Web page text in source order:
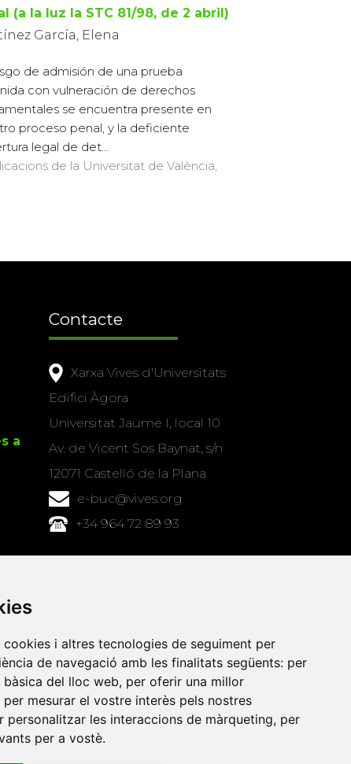
i altres tecnologies de seguiment per
de navegació amb les finalitats següents: per
del lloc web, per oferir una millor
per mesurar el vostre interès pels nostres
personalitzar les interaccions de màrqueting, per
per a vostè.
(a la luz la STC 81/98, de 2 abril)
García, Elena
de admisión de una prueba
con vulneración de derechos
se encuentra presente en
proceso penal, y la deficiente
legal de det...
de la Universitat de València,
a
Contacte
Xarxa Vives d'Universitats
Edifici Àgora
Universitat Jaume I, local 10
Av. de Vicent Sos Baynat, s/n
12071 Castelló de la Plana
e-buc@vives.org
+34 964 72 89 93